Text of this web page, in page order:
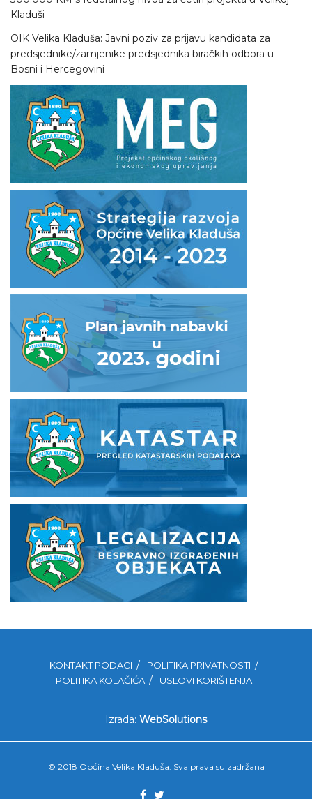
Kladuši
OIK Velika Kladuša: Javni poziv za prijavu kandidata za
predsjednike/zamjenike predsjednika biračkih odbora u
Bosni i Hercegovini
KONTAKT PODACI
POLITIKA PRIVATNOSTI
POLITIKA KOLAČIĆA
USLOVI KORIŠTENJA
Izrada: WebSolutions
© 2018 Općina Velika Kladuša. Sva prava su zadržana